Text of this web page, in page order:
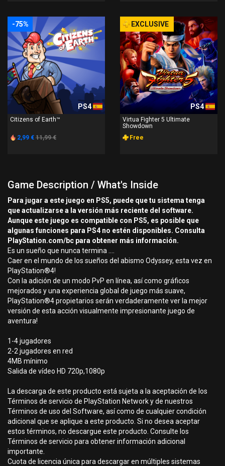
-75%
PS4
Citizens of Earth™
2,99 € 11,99 €
EXCLUSIVE
PS4
Virtua Fighter 5 Ultimate
Showdown
Free
Game Description / What's Inside
Para jugar a este juego en PS5, puede que tu sistema tenga
que actualizarse a la versión más reciente del software.
Aunque este juego es compatible con PS5, es posible que
algunas funciones para PS4 no estén disponibles. Consulta
PlayStation.com/bc para obtener más información.
Es un sueño que nunca termina ....
Caer en el mundo de los sueños del abismo Odyssey, esta vez en
PlayStation®4!
Con la adición de un modo PvP en línea, así como gráficos
mejorados y una experiencia global de juego más suave,
PlayStation®4 propietarios serán verdaderamente ver la mejor
versión de esta acción visualmente impresionante juego de
aventura!
1-4 jugadores
2-2 jugadores en red
4MB mínimo
Salida de vídeo HD 720p,1080p
La descarga de este producto está sujeta a la aceptación de los
Términos de servicio de PlayStation Network y de nuestros
Términos de uso del Software, así como de cualquier condición
adicional que se aplique a este producto. Si no desea aceptar
estos términos, no descargue este producto. Consulte los
Términos de servicio para obtener información adicional
importante.
Cuota de licencia única para descargar en múltiples sistemas